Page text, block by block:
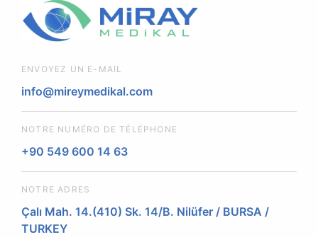
ENVOYEZ UN E-MAIL
info@mireymedikal.com
NOTRE NUMÉRO DE TÉLÉPHONE
+90 549 600 14 63
NOTRE ADRES
Çalı Mah. 14.(410) Sk. 14/B. Nilüfer / BURSA /
TURKEY